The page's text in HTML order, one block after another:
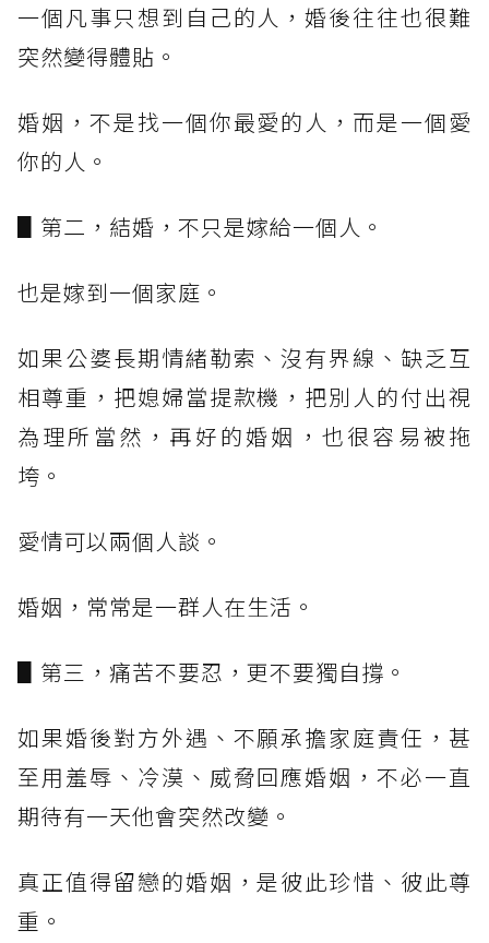
一個凡事只想到自己的人，婚後往往也很難
突然變得體貼。
婚姻，不是找一個你最愛的人，而是一個愛
你的人。
▋第二，結婚，不只是嫁給一個人。
也是嫁到一個家庭。
如果公婆長期情緒勒索、沒有界線、缺乏互
相尊重，把媳婦當提款機，把別人的付出視
為理所當然，再好的婚姻，也很容易被拖
垮。
愛情可以兩個人談。
婚姻，常常是一群人在生活。
▋第三，痛苦不要忍，更不要獨自撐。
如果婚後對方外遇、不願承擔家庭責任，甚
至用羞辱、冷漠、威脅回應婚姻，不必一直
期待有一天他會突然改變。
真正值得留戀的婚姻，是彼此珍惜、彼此尊
重。